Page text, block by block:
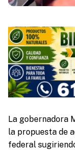
La gobernadora
la propuesta de
federal